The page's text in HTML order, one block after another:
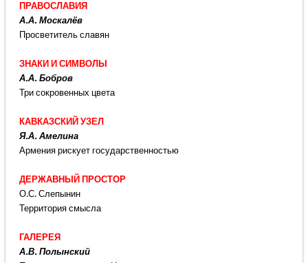
ПРАВОСЛАВИЯ
А.А. Москалёв
Просветитель славян
ЗНАКИ И СИМВОЛЫ
А.А. Бобров
Три сокровенных цвета
КАВКАЗСКИЙ УЗЕЛ
Я.А. Амелина
Армения рискует государственностью
ДЕРЖАВНЫЙ ПРОСТОР
О.С. Слепынин
Территория смысла
ГАЛЕРЕЯ
А.В. Полынский